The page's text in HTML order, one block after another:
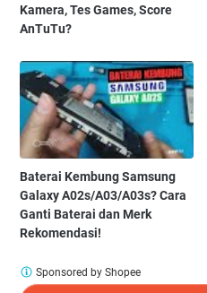
Kamera, Tes Games, Score
AnTuTu?
Baterai Kembung Samsung
Galaxy A02s/A03/A03s? Cara
Ganti Baterai dan Merk
Rekomendasi!
Sponsored by Shopee